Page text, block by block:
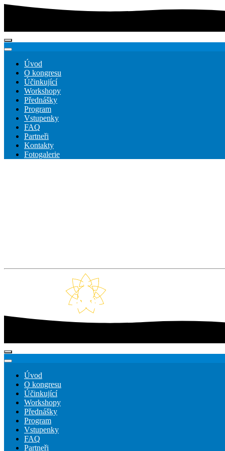
Úvod
O kongresu
Účinkující
Workshopy
Přednášky
Program
Vstupenky
FAQ
Partneři
Kontakty
Fotogalerie
Úvod
O kongresu
Účinkující
Workshopy
Přednášky
Program
Vstupenky
FAQ
Partneři